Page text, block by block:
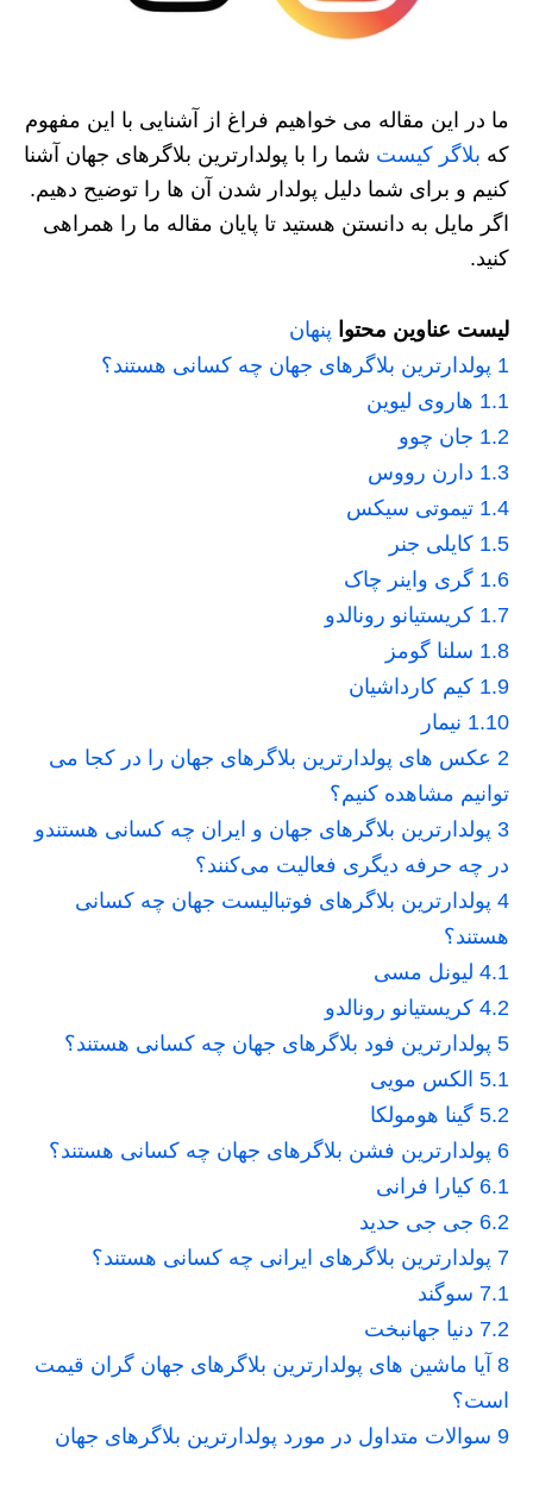
ما در این مقاله می خواهیم فراغ از آشنایی با این مفهوم
که بلاگر کیست شما را با پولدارترین بلاگرهای جهان آشنا
کنیم و برای شما دلیل پولدار شدن آن ها را توضیح دهیم.
اگر مایل به دانستن هستید تا پایان مقاله ما را همراهی
کنید.
لیست عناوین محتوا پنهان
1 پولدارترین بلاگرهای جهان چه کسانی هستند؟
1.1 هاروی لیوین
1.2 جان چوو
1.3 دارن رووس
1.4 تیموتی سیکس
1.5 کایلی جنر
1.6 گری واینر چاک
1.7 کریستیانو رونالدو
1.8 سلنا گومز
1.9 کیم کارداشیان
1.10 نیمار
2 عکس های پولدارترین بلاگرهای جهان را در‌ کجا می
توانیم مشاهده کنیم؟
3 پولدارترین بلاگرهای جهان و ایران چه کسانی هستندو
در چه حرفه دیگری فعالیت می‌کنند؟
4 پولدارترین بلاگرهای فوتبالیست جهان چه کسانی
هستند؟
4.1 لیونل مسی
4.2 کریستیانو رونالدو
5 پولدارترین فود بلاگرهای جهان چه کسانی هستند؟
5.1 الکس مویی
5.2 گینا هومولکا
6 پولدارترین فشن بلاگرهای جهان چه کسانی هستند؟
6.1 کیارا فرانی
6.2 جی جی حدید
7 پولدارترین بلاگرهای ایرانی چه کسانی هستند؟
7.1 سوگند
7.2 دنیا جهانبخت
8 آیا ماشین های پولدارترین بلاگرهای جهان گران قیمت
است؟
9 سوالات متداول در مورد پولدارترین بلاگرهای جهان